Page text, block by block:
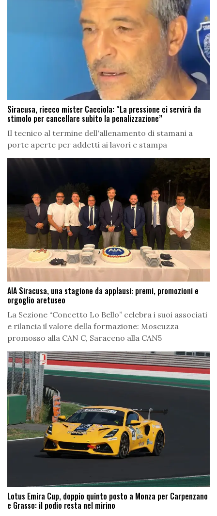
Siracusa, riecco mister Cacciola: “La pressione ci servirà da
stimolo per cancellare subito la penalizzazione”
Il tecnico al termine dell'allenamento di stamani a
porte aperte per addetti ai lavori e stampa
AIA Siracusa, una stagione da applausi: premi, promozioni e
orgoglio aretuseo
La Sezione “Concetto Lo Bello” celebra i suoi associati
e rilancia il valore della formazione: Moscuzza
promosso alla CAN C, Saraceno alla CAN5
Lotus Emira Cup, doppio quinto posto a Monza per Carpenzano
e Grasso: il podio resta nel mirino